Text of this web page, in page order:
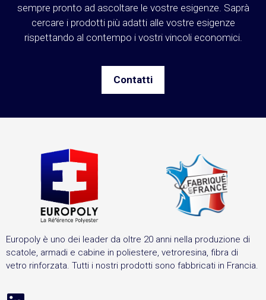
sempre pronto ad ascoltare le vostre esigenze. Saprà
cercare i prodotti più adatti alle vostre esigenze
rispettando al contempo i vostri vincoli economici.
Contatti
Europoly è uno dei leader da oltre 20 anni nella produzione di
scatole, armadi e cabine in poliestere, vetroresina, fibra di
vetro rinforzata. Tutti i nostri prodotti sono fabbricati in Francia.